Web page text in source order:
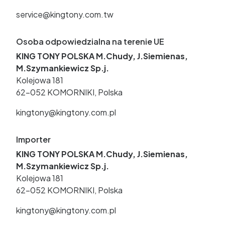
service@kingtony.com.tw
Osoba odpowiedzialna na terenie UE
KING TONY POLSKA M.Chudy, J.Siemienas,
M.Szymankiewicz Sp.j.
Kolejowa 181
62-052 KOMORNIKI, Polska
kingtony@kingtony.com.pl
Importer
KING TONY POLSKA M.Chudy, J.Siemienas,
M.Szymankiewicz Sp.j.
Kolejowa 181
62-052 KOMORNIKI, Polska
kingtony@kingtony.com.pl